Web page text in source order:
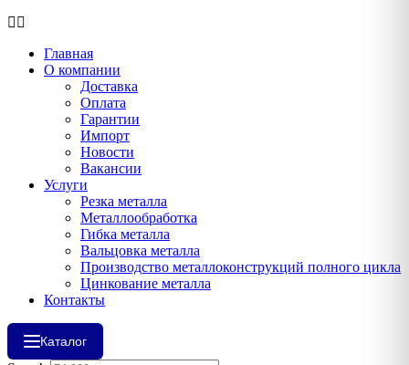
Главная
О компании
Доставка
Оплата
Гарантии
Импорт
Новости
Вакансии
Услуги
Резка металла
Металлообработка
Гибка металла
Вальцовка металла
Производство металлоконструкций полного цикла
Цинкование металла
Контакты
Каталог